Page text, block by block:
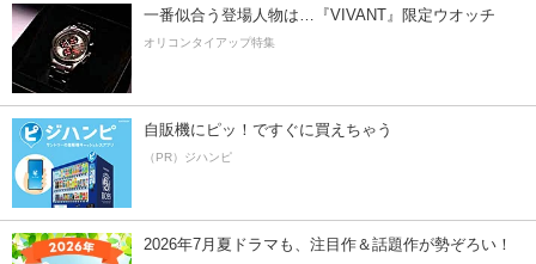
一番似合う登場人物は…『VIVANT』限定ウオッチ
オリコンタイアップ特集
自販機にピッ！ですぐに買えちゃう
（PR）ジハンピ
2026年7月夏ドラマも、注目作＆話題作が勢ぞろい！